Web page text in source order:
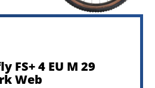
FS+ 4 EU M 29
Web